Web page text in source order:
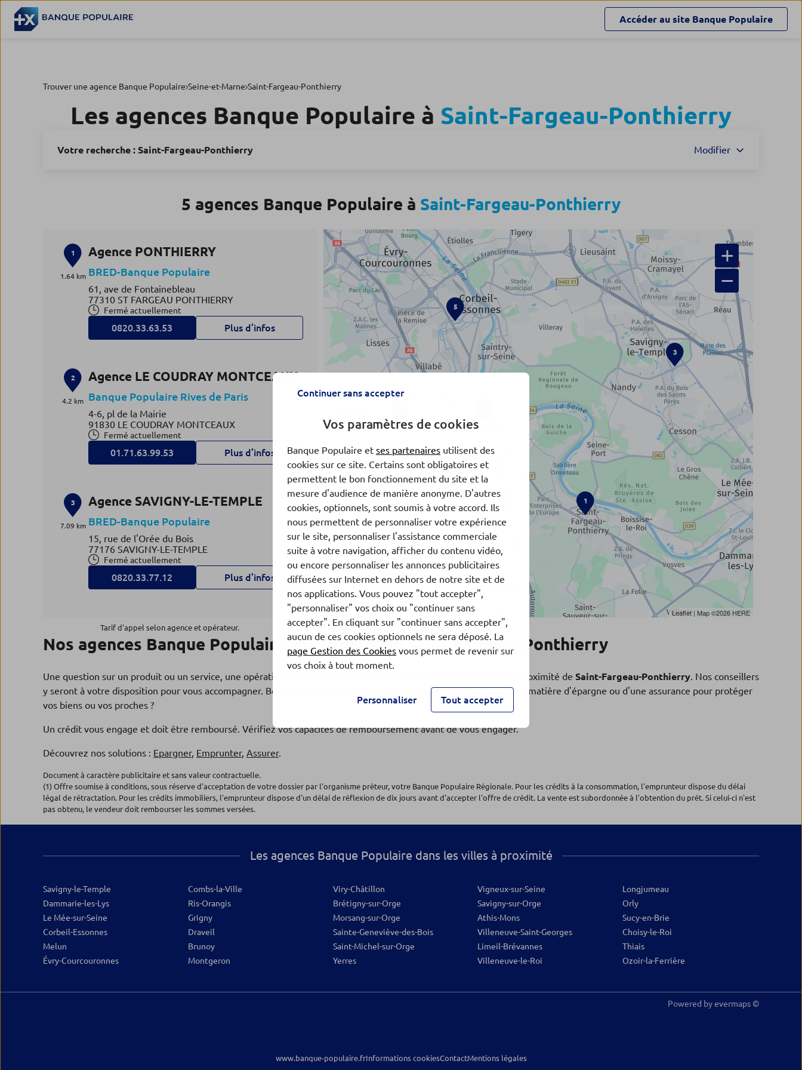
Accéder au site Banque Populaire
Trouver une agence Banque Populaire Seine-et-Marne Saint-Fargeau-Ponthierry
Les agences Banque Populaire à Saint-Fargeau-Ponthierry
Votre recherche : Saint-Fargeau-Ponthierry Modifier
5 agences Banque Populaire à Saint-Fargeau-Ponthierry
1
1.64 km
Agence PONTHIERRY
BRED-Banque Populaire
61, ave de Fontainebleau
77310 ST FARGEAU PONTHIERRY
Fermé actuellement
0820.33.63.53 Plus d’infos
2
4.2 km
Agence LE COUDRAY MONTCEAUX
Banque Populaire Rives de Paris
4-6, pl de la Mairie
91830 LE COUDRAY MONTCEAUX
Fermé actuellement
01.71.63.99.53 Plus d’infos
3
7.09 km
Agence SAVIGNY-LE-TEMPLE
BRED-Banque Populaire
15, rue de l'Orée du Bois
77176 SAVIGNY-LE-TEMPLE
Fermé actuellement
0820.33.77.12 Plus d’infos
7.27 km
Agence MENNECY
Banque Populaire Rives de Paris
91540 MENNECY
Fermé actuellement
01.71.63.99.58
5
8.28 km
Agence CORBEIL ESSONNES
Banque Populaire Rives de Paris
6, pl Léon Cassé
91100 CORBEIL ESSONNES
Fermé actuellement
01.71.63.99.54 Plus d’infos
5
3
1
+
−
Leaflet| Map ©2026 HERE
Tarif d'appel selon agence et opérateur.
Nos agences Banque Populaire à proximité de Saint-Fargeau-Ponthierry
Une question sur un produit ou un service, une opération en cours ? Rendez-vous dans l'une de nos à proximité de Saint-Fargeau-Ponthierry. Nos conseillers
y seront à votre disposition pour vous accompagner. Besoin d'un crédit pour financer vos projets(1), de conseils en matière d'épargne ou d'une assurance pour protéger
vos biens ou vos proches ?
Un crédit vous engage et doit être remboursé. Vérifiez vos capacités de remboursement avant de vous engager.
Découvrez nos solutions : Epargner, Emprunter, Assurer.
Document à caractère publicitaire et sans valeur contractuelle.
(1) Offre soumise à conditions, sous réserve d'acceptation de votre dossier par l'organisme prêteur, votre Banque Populaire Régionale. Pour les crédits à la consommation, l'emprunteur dispose du délai
légal de rétractation. Pour les crédits immobiliers, l'emprunteur dispose d'un délai de réflexion de dix jours avant d'accepter l'offre de crédit. La vente est subordonnée à l'obtention du prêt. Si celui-ci n'est
pas obtenu, le vendeur doit rembourser les sommes versées.
Les agences Banque Populaire dans les villes à proximité
Savigny-le-Temple
Dammarie-les-Lys
Le Mée-sur-Seine
Corbeil-Essonnes
Melun
Évry-Courcouronnes
Combs-la-Ville
Ris-Orangis
Grigny
Draveil
Brunoy
Montgeron
Viry-Châtillon
Brétigny-sur-Orge
Morsang-sur-Orge
Sainte-Geneviève-des-Bois
Saint-Michel-sur-Orge
Yerres
Vigneux-sur-Seine
Savigny-sur-Orge
Athis-Mons
Villeneuve-Saint-Georges
Limeil-Brévannes
Villeneuve-le-Roi
Longjumeau
Orly
Sucy-en-Brie
Choisy-le-Roi
Thiais
Ozoir-la-Ferrière
Powered byevermaps ©
www.banque-populaire.frInformations cookiesContactMentions légales
Continuer sans accepter
Vos paramètres de cookies
Banque Populaire et ses partenaires utilisent des
cookies sur ce site. Certains sont obligatoires et
permettent le bon fonctionnement du site et la
mesure d'audience de manière anonyme. D'autres
cookies, optionnels, sont soumis à votre accord. Ils
nous permettent de personnaliser votre expérience
sur le site, personnaliser l'assistance commerciale
suite à votre navigation, afficher du contenu vidéo,
ou encore personnaliser les annonces publicitaires
diffusées sur Internet en dehors de notre site et de
nos applications. Vous pouvez "tout accepter",
"personnaliser" vos choix ou "continuer sans
accepter". En cliquant sur "continuer sans accepter",
aucun de ces cookies optionnels ne sera déposé. La
page Gestion des Cookies vous permet de revenir sur
vos choix à tout moment.
Personnaliser Tout accepter